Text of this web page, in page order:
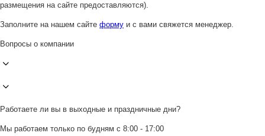
размещения на сайте предоставляются).
Заполните на нашем сайте форму и с вами свяжется менеджер.
Вопросы о компании
Работаете ли вы в выходные и праздничные дни?
Мы работаем только по будням с 8:00 - 17:00